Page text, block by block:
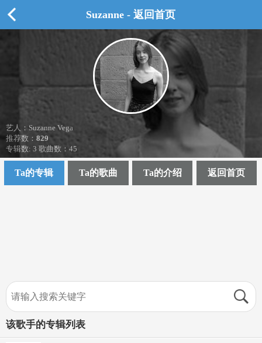
Suzanne - 返回首页
艺人：Suzanne Vega
推荐数： 829
专辑数: 3 歌曲数：45
Ta的专辑 Ta的歌曲 Ta的介绍 返回首页
该歌手的专辑列表